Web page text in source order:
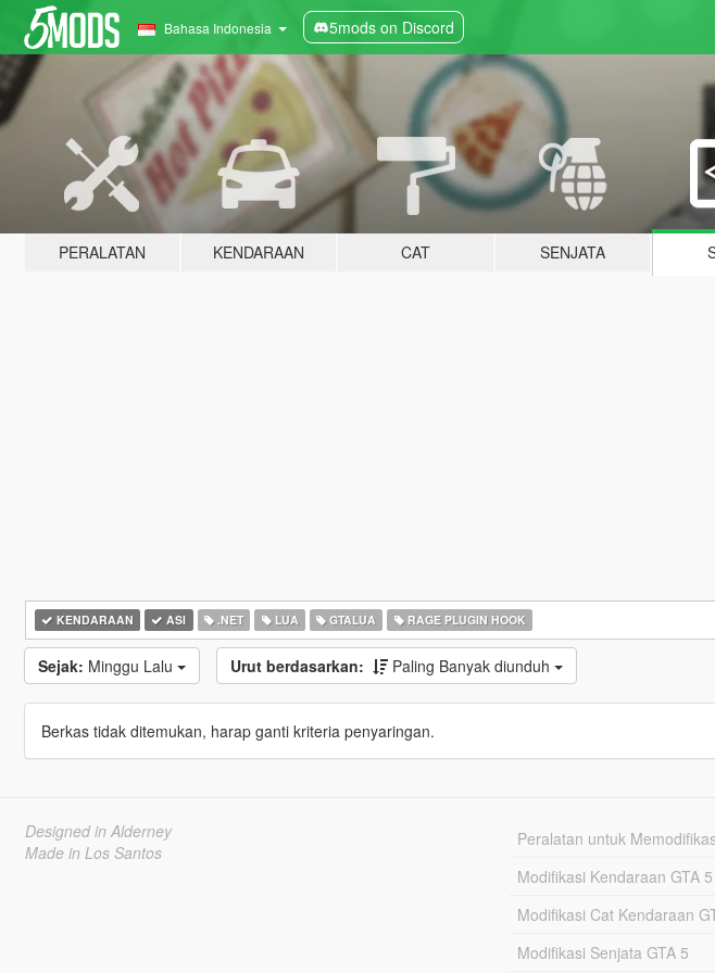
Bahasa Indonesia 5mods on Discord
PERALATAN KENDARAAN CAT SENJATA
KENDARAAN ASI .NET LUA GTALUA RAGE PLUGIN HOOK
Sejak: Minggu Lalu Urut berdasarkan: Paling Banyak diunduh
Berkas tidak ditemukan, harap ganti kriteria penyaringan.
Designed in Alderney
Made in Los Santos
Peralatan untuk
Modifikasi Kendaraan GTA 5
Modifikasi Cat Kendaraan
Modifikasi Senjata GTA 5